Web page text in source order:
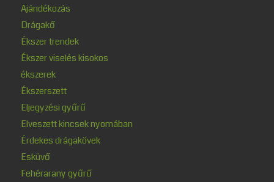
Ajándékozás
Drágakő
Ékszer trendek
Ékszer viselés kisokos
ékszerek
Ékszerszett
Eljegyzési gyűrű
Elveszett kincsek nyomában
Érdekes drágakövek
Esküvő
Fehérarany gyűrű